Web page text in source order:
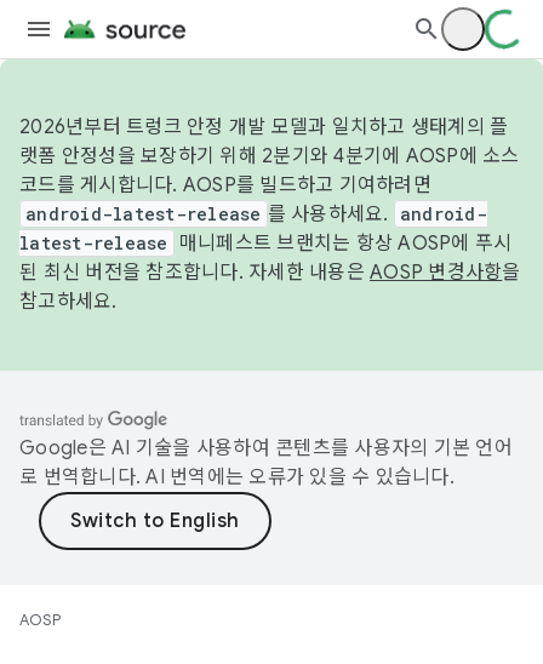
2026년부터 트렁크 안정 개발 모델과 일치하고 생태계의 플
랫폼 안정성을 보장하기 위해 2분기와 4분기에 AOSP에 소스
코드를 게시합니다. AOSP를 빌드하고 기여하려면
android-latest-release 를 사용하세요.
android-
latest-release
매니페스트 브랜치는 항상 AOSP에 푸시
된 최신 버전을 참조합니다. 자세한 내용은 AOSP 변경사항을
참고하세요.
Google은 AI 기술을 사용하여 콘텐츠를 사용자의 기본 언어
로 번역합니다. AI 번역에는 오류가 있을 수 있습니다.
AOSP